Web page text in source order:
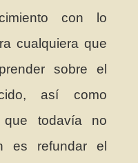
con lo
cualquiera que
sobre el
así como
que todavía no
es refundar el